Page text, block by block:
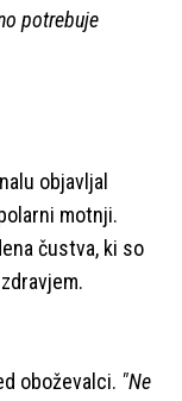
potrebuje
objavljal
motnji.
čustva, ki so
oboževalci. "Ne